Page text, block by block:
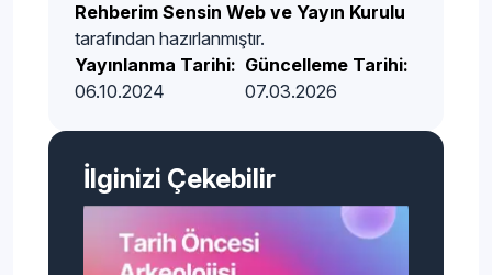
Rehberim Sensin Web ve Yayın Kurulu
tarafından hazırlanmıştır.
Yayınlanma Tarihi:
06.10.2024
Güncelleme Tarihi:
07.03.2026
İlginizi Çekebilir